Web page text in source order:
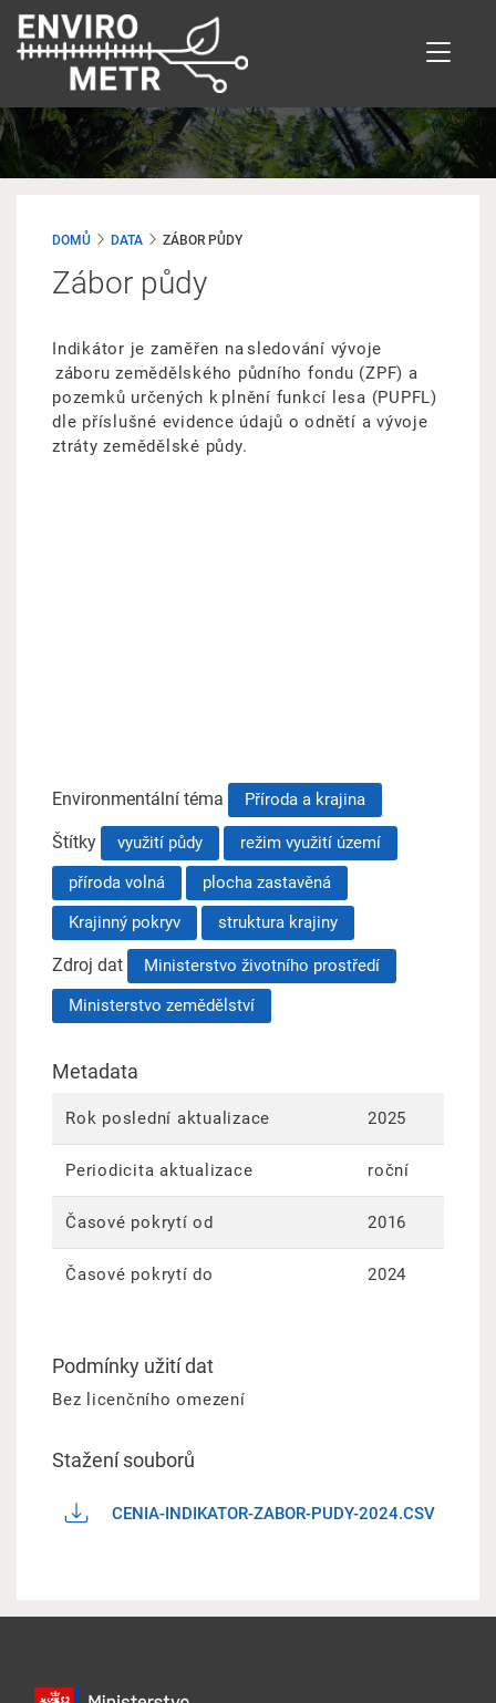
Přejít
hlavnímu
DOMŮ DATA ZÁBOR PŮDY
Zábor půdy
Indikátor je zaměřen na sledování vývoje
záboru zemědělského půdního fondu (ZPF) a
pozemků určených k plnění funkcí lesa (PUPFL)
dle příslušné evidence údajů o odnětí a vývoje
ztráty zemědělské půdy.
Environmentální téma Příroda a krajina
Štítky využití půdy
režim využití území
příroda volná
plocha zastavěná
Krajinný pokryv
struktura krajiny
Zdroj dat
Ministerstvo životního prostředí
Ministerstvo zemědělství
Metadata
Rok poslední aktualizace 2025
Periodicita aktualizace roční
Časové pokrytí od 2016
Časové pokrytí do 2024
Podmínky užití dat
Bez licenčního omezení
Stažení souborů
CENIA-INDIKATOR-ZABOR-PUDY-2024.CSV